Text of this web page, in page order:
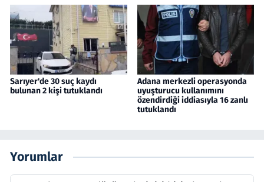
Sarıyer'de 30 suç kaydı
bulunan 2 kişi tutuklandı
Adana merkezli operasyonda
uyuşturucu kullanımını
özendirdiği iddiasıyla 16 zanlı
tutuklandı
Yorumlar